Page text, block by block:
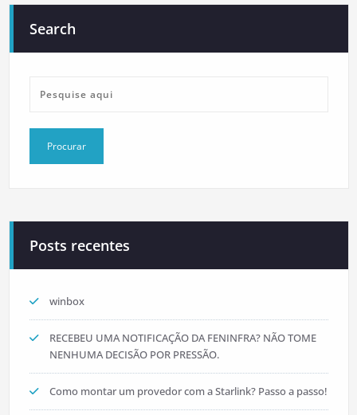
Search
Posts recentes
winbox
RECEBEU UMA NOTIFICAÇÃO DA FENINFRA? NÃO TOME
NENHUMA DECISÃO POR PRESSÃO.
Como montar um provedor com a Starlink? Passo a passo!